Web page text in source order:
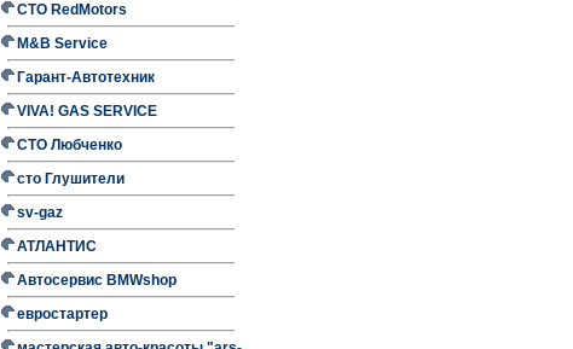
СТО RedMotors
M&B Service
Гарант-Автотехник
VIVA! GAS SERVICE
СТО Любченко
сто Глушители
sv-gaz
АТЛАНТИС
Автосервис BMWshop
евростартер